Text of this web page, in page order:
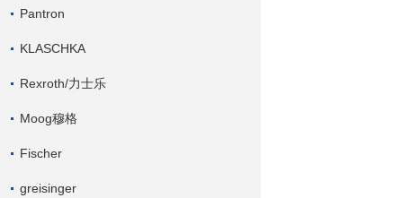
Pantron
KLASCHKA
Rexroth/力士乐
Moog穆格
Fischer
greisinger